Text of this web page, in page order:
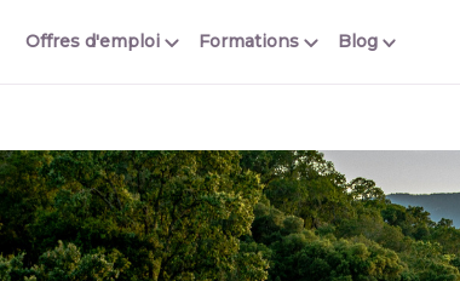
Offres d'emploi Blog
Formations